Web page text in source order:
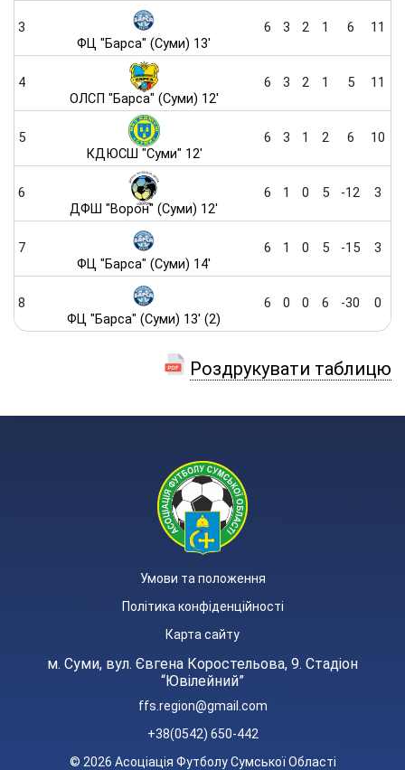
3
ФЦ "Барса" (Суми) 13'
6 3 2 1 6 11
4
ОЛСП "Барса" (Суми) 12'
6 3 2 1 5 11
5
КДЮСШ "Суми" 12'
6 3 1 2 6 10
6
ДФШ "Ворон" (Суми) 12'
6 1 0 5 -12 3
7
ФЦ "Барса" (Суми) 14'
6 1 0 5 -15 3
8
ФЦ "Барса" (Суми) 13' (2)
6 0 0 6 -30 0
Роздрукувати таблицю
Умови та положення
Політика конфіденційності
Карта сайту
м. Суми, вул. Євгена Коростельова, 9. Стадіон
“Ювілейний”
ffs.region@gmail.com
+38(0542) 650-442
© 2026 Асоціація Футболу Сумської Області